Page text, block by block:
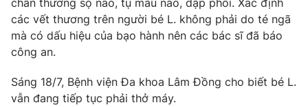
Ðiện thoại Thời báo VTV:024.66 897 897
Email: toasoan@vtv.vn
Liên hệ quảng cáo:
024-7300.7108
chấn thương sọ não, tụ máu não, dập phổi. Xác định
các vết thương trên người bé L. không phải do té ngã
mà có dấu hiệu của bạo hành nên các bác sĩ đã báo
công an.
Sáng 18/7, Bệnh viện Đa khoa Lâm Đồng cho biết bé L.
vẫn đang tiếp tục phải thở máy.